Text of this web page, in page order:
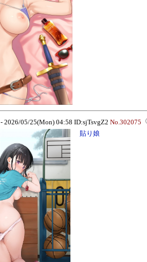
- 2026/05/25(Mon) 04:58 ID:sjTsvgZ2 No.302075
貼り娘